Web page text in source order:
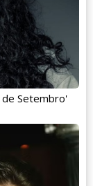
Setembro'